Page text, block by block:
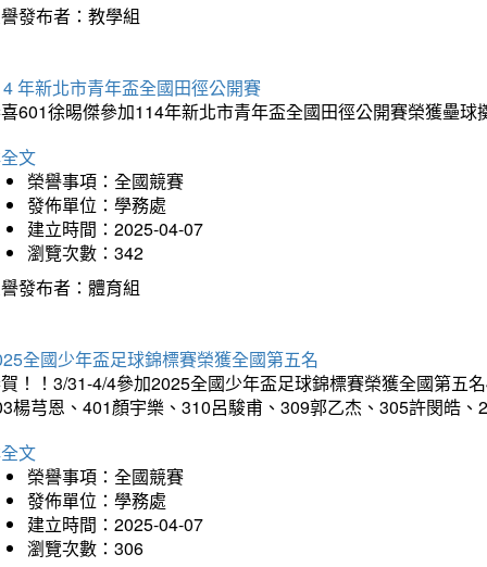
發布者：教學組
年新北市青年盃全國田徑公開賽
601徐晹傑參加114年新北市青年盃全國田徑公開賽榮獲壘
文
榮譽事項：全國競賽
發佈單位：學務處
建立時間：2025-04-07
瀏覽次數：342
發布者：體育組
全國少年盃足球錦標賽榮獲全國第五名
！！3/31-4/4參加2025全國少年盃足球錦標賽榮獲全國第五
楊芎恩、401顏宇樂、310呂駿甫、309郭乙杰、305許閔皓
文
榮譽事項：全國競賽
發佈單位：學務處
建立時間：2025-04-07
瀏覽次數：306